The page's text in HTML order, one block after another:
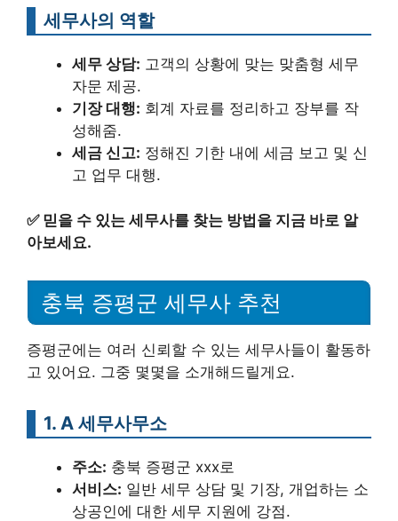
세무사의 역할
세무 상담: 고객의 상황에 맞는 맞춤형 세무
자문 제공.
기장 대행: 회계 자료를 정리하고 장부를 작
성해줌.
세금 신고: 정해진 기한 내에 세금 보고 및 신
고 업무 대행.
✅ 믿을 수 있는 세무사를 찾는 방법을 지금 바로 알
아보세요.
충북 증평군 세무사 추천
증평군에는 여러 신뢰할 수 있는 세무사들이 활동하
고 있어요. 그중 몇몇을 소개해드릴게요.
1. A 세무사무소
주소: 충북 증평군 xxx로
서비스: 일반 세무 상담 및 기장, 개업하는 소
상공인에 대한 세무 지원에 강점.